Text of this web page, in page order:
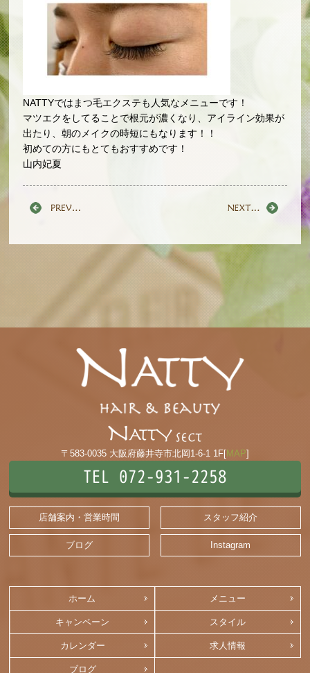
NATTYではまつ毛エクステも人気なメニューです！
マツエクをしてることで根元が濃くなり、アイライン効果が
出たり、朝のメイクの時短にもなります！！
初めての方にもとてもおすすめです！
山内妃夏
〒583-0035 大阪府藤井寺市北岡1-6-1 1F[MAP]
TEL 072-931-2258
店舗案内・営業時間 スタッフ紹介
ブログ Instagram
ホーム メニュー
キャンペーン スタイル
カレンダー 求人情報
ブログ